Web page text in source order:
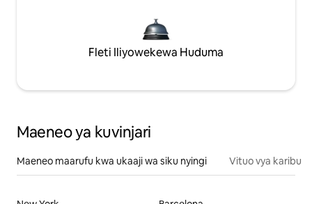
Fleti Iliyowekewa Huduma
Maeneo ya kuvinjari
Maeneo maarufu kwa ukaaji wa siku nyingi Vituo vya karibu